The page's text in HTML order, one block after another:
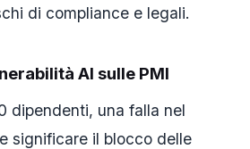
di compliance e legali.
AI sulle PMI
dipendenti, una falla nel
significare il blocco delle